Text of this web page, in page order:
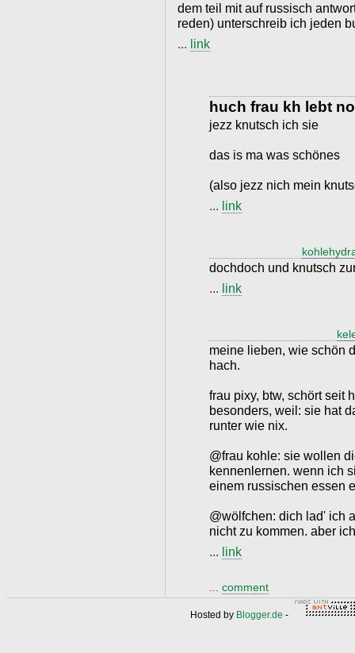
dem teil mit auf russisch
reden) unterschreib ich jeden
... link
huch frau kh lebt
jezz knutsch ich sie
das is ma was schönes
(also jezz nich mein
... link
dochdoch und knutsch
... link
meine lieben, wie schön
hach.
frau pixy, btw, schört seit
besonders, weil: sie hat
runter wie nix.
@frau kohle: sie wollen
kennenlernen. wenn ich
einem russischen essen
@wölfchen: dich lad' ich
nicht zu kommen. aber
... link
comment
Hosted by Blogger.de -